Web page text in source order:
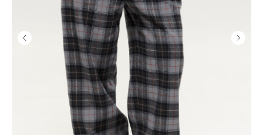
Я согласен с политикой конфиденциальности